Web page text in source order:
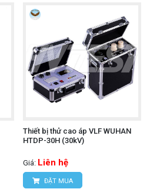
Thiết bị thử cao áp VLF WUHAN
HTDP-30H (30kV)
Giá: Liên hệ
ĐẶT MUA